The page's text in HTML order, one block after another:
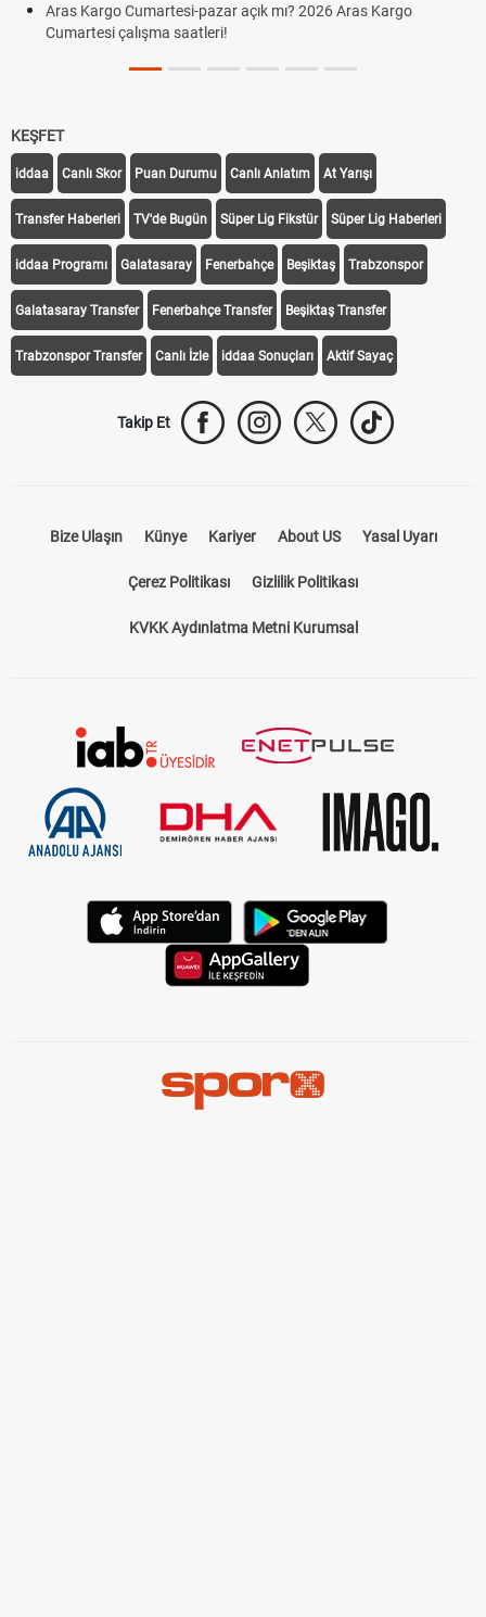
Aras Kargo Cumartesi-pazar açık mı? 2026 Aras Kargo
Cumartesi çalışma saatleri!
KEŞFET
iddaa Canlı Skor Puan Durumu Canlı Anlatım At Yarışı
Transfer Haberleri TV'de Bugün Süper Lig Fikstür Süper Lig Haberleri
iddaa Programı Galatasaray Fenerbahçe Beşiktaş Trabzonspor
Galatasaray Transfer Fenerbahçe Transfer Beşiktaş Transfer
Trabzonspor Transfer Canlı İzle iddaa Sonuçları Aktif Sayaç
Takip Et
Bize Ulaşın Künye Kariyer About US Yasal Uyarı
Çerez Politikası Gizlilik Politikası
KVKK Aydınlatma Metni Kurumsal